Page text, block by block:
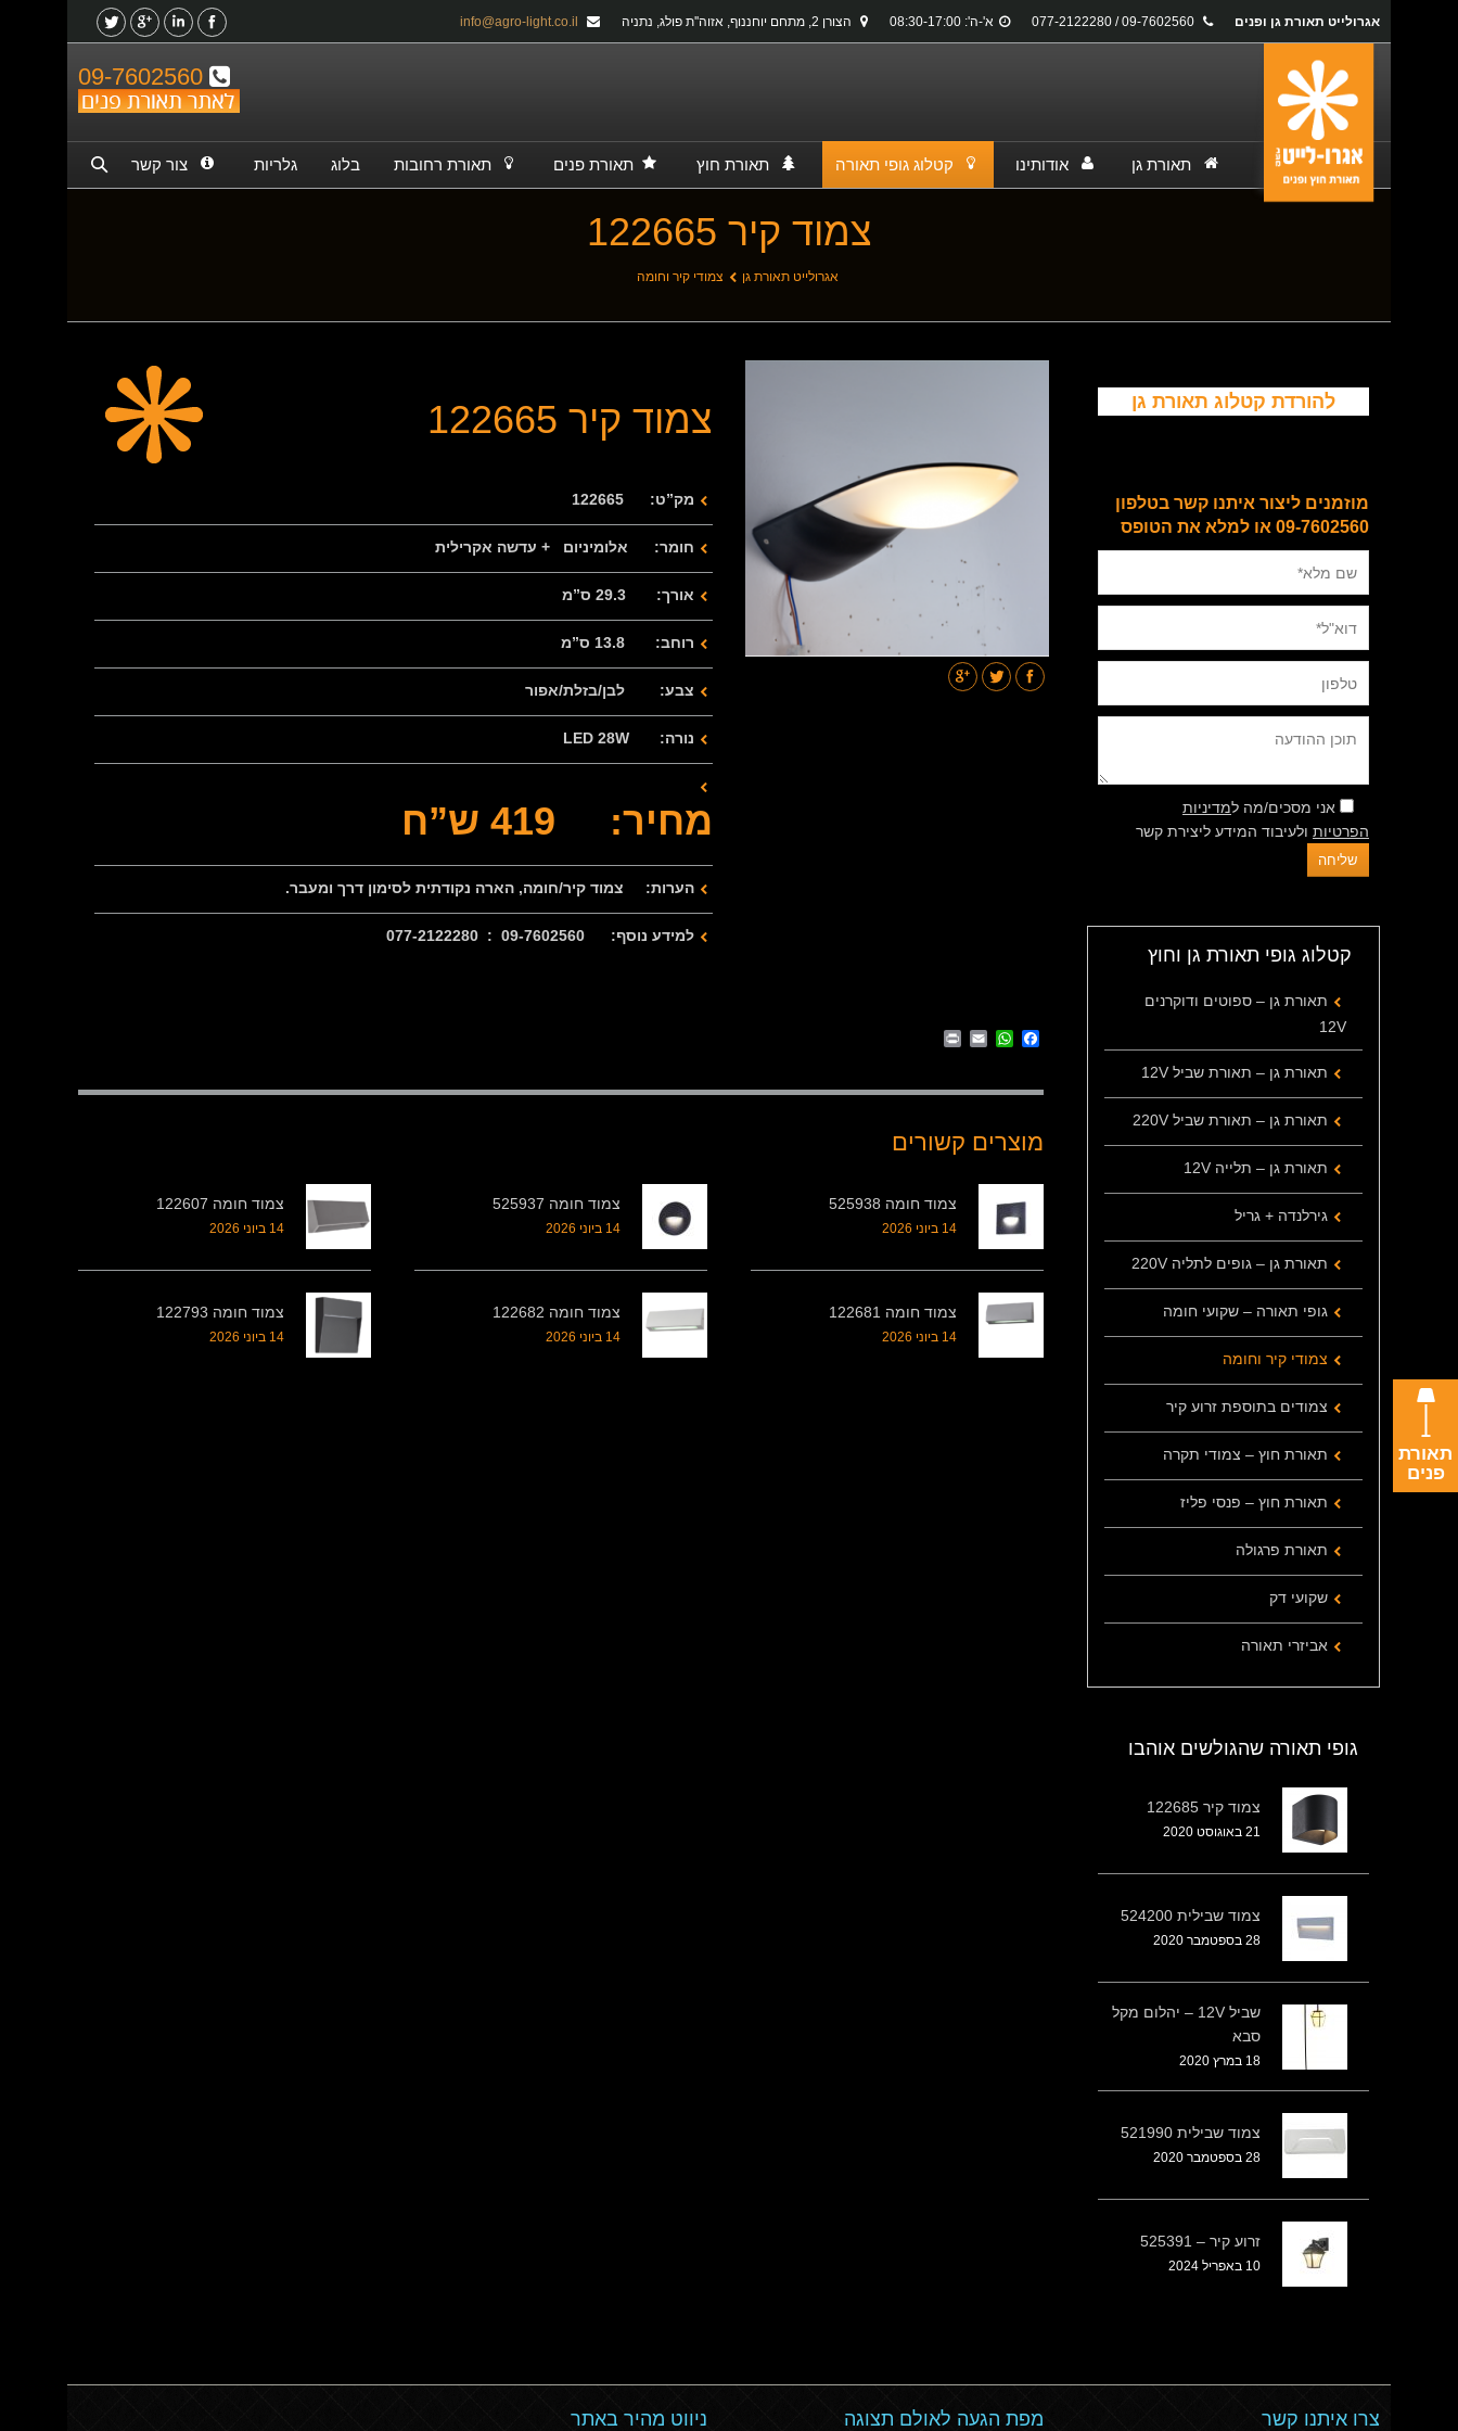
אגרולייט תאורת גן ופנים א'-ה': 08:30-17:00 הצורן 2, מתחם יוחננוף, אזוה''ת פולג, נתניה
תאורת גן אודותינו קטלוג גופי תאורה תאורת חוץ תאורת פנים תאורת רחובות בלוג גלריות צור קשר
צמוד קיר 122665
אגרולייט תאורת גן צמודי קיר וחומה
צמוד קיר 122665
מק”ט: 122665
חומר: אלומיניום + עדשה אקרילית
אורך: 29.3 ס”מ
רוחב: 13.8 ס”מ
צבע: לבן/בזלת/אפור
נורה: LED 28W
מחיר: 419 ש”ח
הערות: צמוד קיר/חומה, הארה נקודתית לסימון דרך ומעבר.
למידע נוסף: 09-7602560 : 077-2122280
Facebook
WhatsApp
Email
מוצרים קשורים
צמוד חומה 525938
14 ביוני 2026
צמוד חומה 525937
14 ביוני 2026
צמוד חומה 122607
14 ביוני 2026
צמוד חומה 122681
14 ביוני 2026
צמוד חומה 122682
14 ביוני 2026
צמוד חומה 122793
14 ביוני 2026
להורדת קטלוג תאורת גן
מוזמנים ליצור איתנו קשר בטלפון
09-7602560 או למלא את הטופס
אני מסכים/מה למדיניות
הפרטיות ולעיבוד המידע ליצירת קשר
קטלוג גופי תאורת גן וחוץ
תאורת גן – ספוטים ודוקרנים
12V
תאורת גן – תאורת שביל 12V
תאורת גן – תאורת שביל 220V
תאורת גן – תלייה 12V
גירלנדה + גריל
תאורת גן – גופים לתליה 220V
גופי תאורה – שקועי חומה
צמודי קיר וחומה
צמודים בתוספת זרוע קיר
תאורת חוץ – צמודי תקרה
תאורת חוץ – פנסי פליז
תאורת פרגולה
שקועי דק
אביזרי תאורה
גופי תאורה שהגולשים אוהבו
צמוד קיר 122685
21 באוגוסט 2020
צמוד שבילית 524200
28 בספטמבר 2020
שביל 12V – יהלום מקל
סבא
18 במרץ 2020
צמוד שבילית 521990
28 בספטמבר 2020
זרוע קיר – 525391
10 באפריל 2024
צרו איתנו קשר מפת הגעה לאולם תצוגה ניווט מהיר באתר
תאורת
פנים